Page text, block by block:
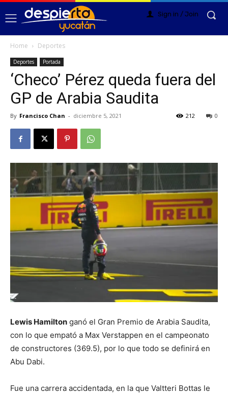
Sign in / Join
Home Deportes
Deportes Portada
‘Checo’ Pérez queda fuera del
GP de Arabia Saudita
By Francisco Chan - diciembre 5, 2021 0
212
Lewis Hamilton ganó el Gran Premio de Arabia Saudita,
con lo que empató a Max Verstappen en el campeonato
de constructores (369.5), por lo que todo se definirá en
Abu Dabi.
Fue una carrera accidentada, en la que Valtteri Bottas le